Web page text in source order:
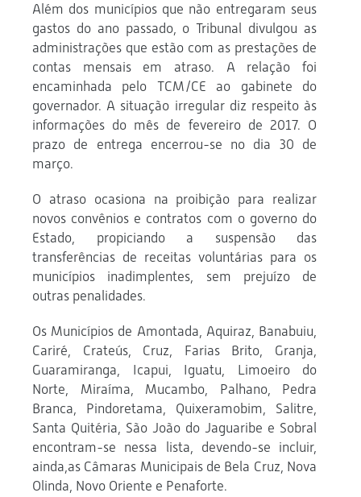
Além dos municípios que não entregaram seus
gastos do ano passado, o Tribunal divulgou as
administrações que estão com as prestações de
contas mensais em atraso. A relação foi
encaminhada pelo TCM/CE ao gabinete do
governador. A situação irregular diz respeito às
informações do mês de fevereiro de 2017. O
prazo de entrega encerrou-se no dia 30 de
março.
O atraso ocasiona na proibição para realizar
novos convênios e contratos com o governo do
Estado, propiciando a suspensão das
transferências de receitas voluntárias para os
municípios inadimplentes, sem prejuízo de
outras penalidades.
Os Municípios de Amontada, Aquiraz, Banabuiu,
Cariré, Crateús, Cruz, Farias Brito, Granja,
Guaramiranga, Icapui, Iguatu, Limoeiro do
Norte, Miraíma, Mucambo, Palhano, Pedra
Branca, Pindoretama, Quixeramobim, Salitre,
Santa Quitéria, São João do Jaguaribe e Sobral
encontram-se nessa lista, devendo-se incluir,
ainda,as Câmaras Municipais de Bela Cruz, Nova
Olinda, Novo Oriente e Penaforte.